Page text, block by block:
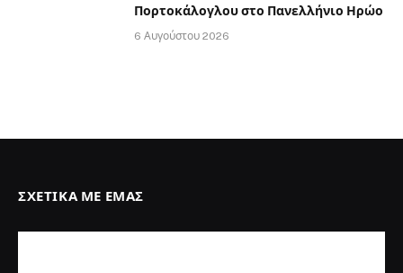
Πορτοκάλογλου στο Πανελλήνιο Ηρώο
6 Αυγούστου 2026
ΣΧΕΤΙΚΆ ΜΕ ΕΜΆΣ